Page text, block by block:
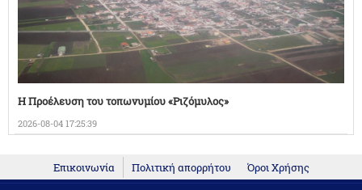
Η Προέλευση του τοπωνυμίου «Ριζόμυλος»
2026-08-04 17:25:39
Επικοινωνία Πολιτική απορρήτου Όροι Χρήσης